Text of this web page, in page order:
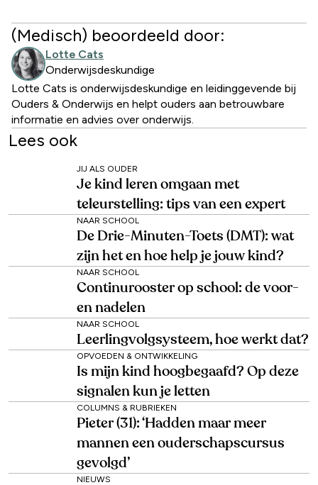
(Medisch) beoordeeld door:
Lotte Cats
Onderwijsdeskundige
Lotte Cats is onderwijsdeskundige en leidinggevende bij
Ouders & Onderwijs en helpt ouders aan betrouwbare
informatie en advies over onderwijs.
Lees ook
JIJ ALS OUDER
Je kind leren omgaan met
teleurstelling: tips van een expert
NAAR SCHOOL
De Drie-Minuten-Toets (DMT): wat
zijn het en hoe help je jouw kind?
NAAR SCHOOL
Continurooster op school: de voor-
en nadelen
NAAR SCHOOL
Leerlingvolgsysteem, hoe werkt dat?
OPVOEDEN & ONTWIKKELING
Is mijn kind hoogbegaafd? Op deze
signalen kun je letten
COLUMNS & RUBRIEKEN
Pieter (31): ‘Hadden maar meer
mannen een ouderschapscursus
gevolgd’
NIEUWS